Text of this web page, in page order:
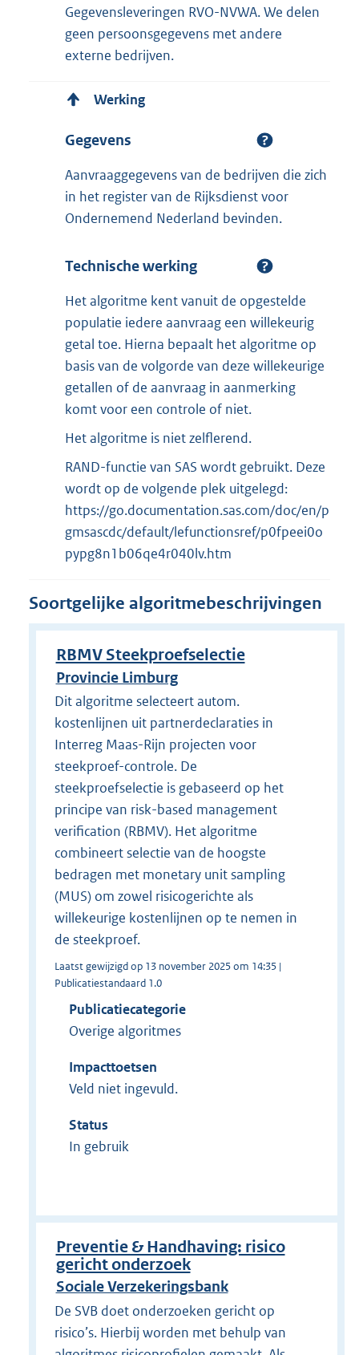
Gegevensleveringen RVO-NVWA. We delen
geen persoonsgegevens met andere
externe bedrijven.
Werking
Gegevens
Aanvraaggegevens van de bedrijven die zich
in het register van de Rijksdienst voor
Ondernemend Nederland bevinden.
Technische werking
Het algoritme kent vanuit de opgestelde
populatie iedere aanvraag een willekeurig
getal toe. Hierna bepaalt het algoritme op
basis van de volgorde van deze willekeurige
getallen of de aanvraag in aanmerking
komt voor een controle of niet.
Het algoritme is niet zelflerend.
RAND-functie van SAS wordt gebruikt. Deze
wordt op de volgende plek uitgelegd:
https://go.documentation.sas.com/doc/en/p
gmsascdc/default/lefunctionsref/p0fpeei0o
pypg8n1b06qe4r040lv.htm
Soortgelijke algoritmebeschrijvingen
RBMV Steekproefselectie
Provincie Limburg
Dit algoritme selecteert autom.
kostenlijnen uit partnerdeclaraties in
Interreg Maas-Rijn projecten voor
steekproef-controle. De
steekproefselectie is gebaseerd op het
principe van risk-based management
verification (RBMV). Het algoritme
combineert selectie van de hoogste
bedragen met monetary unit sampling
(MUS) om zowel risicogerichte als
willekeurige kostenlijnen op te nemen in
de steekproef.
Laatst gewijzigd op 13 november 2025 om 14:35 |
Publicatiestandaard 1.0
Publicatiecategorie
Overige algoritmes
Impacttoetsen
Veld niet ingevuld.
Status
In gebruik
Preventie & Handhaving: risico
gericht onderzoek
Sociale Verzekeringsbank
De SVB doet onderzoeken gericht op
risico’s. Hierbij worden met behulp van